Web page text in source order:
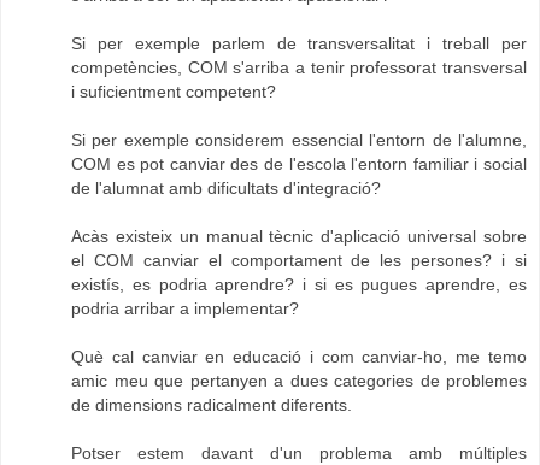
Si per exemple parlem de transversalitat i treball per
competències, COM s'arriba a tenir professorat transversal
i suficientment competent?
Si per exemple considerem essencial l'entorn de l'alumne,
COM es pot canviar des de l'escola l'entorn familiar i social
de l'alumnat amb dificultats d'integració?
Acàs existeix un manual tècnic d'aplicació universal sobre
el COM canviar el comportament de les persones? i si
existís, es podria aprendre? i si es pugues aprendre, es
podria arribar a implementar?
Què cal canviar en educació i com canviar-ho, me temo
amic meu que pertanyen a dues categories de problemes
de dimensions radicalment diferents.
Potser estem davant d'un problema amb múltiples